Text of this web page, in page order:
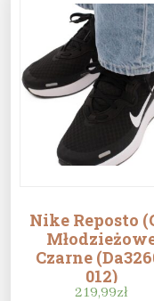
Nike Reposto
Czarne
012)
219,99zł